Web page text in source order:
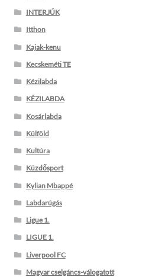
INTERJÚK
Itthon
Kajak-kenu
Kecskeméti TE
Kézilabda
KÉZILABDA
Kosárlabda
Külföld
Kultúra
Küzdősport
Kylian Mbappé
Labdarúgás
Ligue 1.
LIGUE 1.
Liverpool FC
Magyar cselgáncs-válogatott